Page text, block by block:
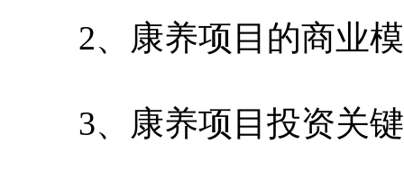
2、康养项目的商业模
3、康养项目投资关键